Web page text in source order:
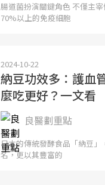
腸道菌扮演關鍵角色 不僅主
70%以上的免疫細胞
2024-10-22
納豆功效多：護血
麼吃更好？一文看
良醫劃重點
日本的傳統發酵食品「納豆
名，更以其豐富的